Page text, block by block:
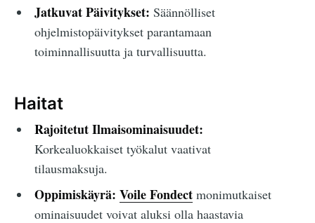
Jatkuvat Päivitykset: Säännölliset
ohjelmistopäivitykset parantamaan
toiminnallisuutta ja turvallisuutta.
Haitat
Rajoitetut Ilmaisominaisuudet:
Korkealuokkaiset työkalut vaativat
tilausmaksuja.
Oppimiskäyrä: Voile Fondectmonimutkaiset
ominaisuudet voivat aluksi olla haastavia